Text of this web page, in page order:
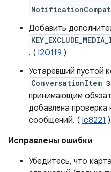
Добавить
. ( I201f9 )
Устаревший пустой
ConversationItem
принимающим
добавлена ​​проверка
сообщений. ( Ic8221 )
Исправлены ошибки
Убедитесь, что карта